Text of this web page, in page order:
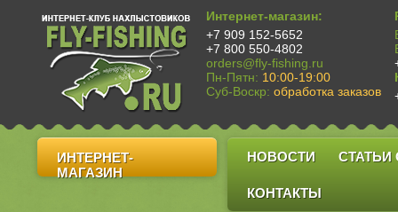
Интернет-магазин:
+7 909 152-5652
+7 800 550-4802
orders@fly-fishing.ru
Пн-Пятн: 10:00-19:00
Суб-Воскр: обработка заказов
ИНТЕРНЕТ-
МАГАЗИН
НОВОСТИ СТАТЬИ
КОНТАКТЫ